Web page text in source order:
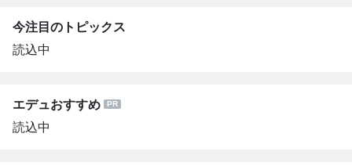
今注目のトピックス
読込中
エデュおすすめ
読込中